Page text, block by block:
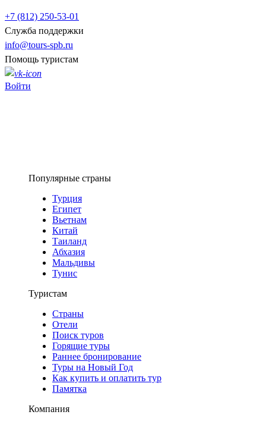
+7 (812) 250-53-01
Служба поддержки
info@tours-spb.ru
Помощь туристам
Войти
Популярные страны
Турция
Египет
Вьетнам
Китай
Таиланд
Абхазия
Мальдивы
Тунис
Туристам
Страны
Отели
Поиск туров
Горящие туры
Раннее бронирование
Туры на Новый Год
Как купить и оплатить тур
Памятка
Компания